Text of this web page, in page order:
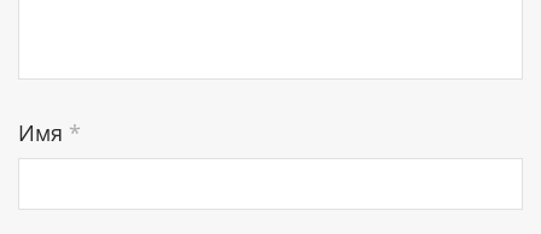
Имя *